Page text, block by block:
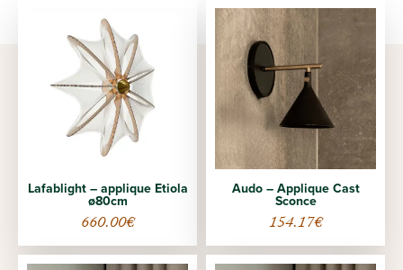
Lafablight – applique Etiola
ø80cm
660.00€
Audo – Applique Cast
Sconce
154.17€